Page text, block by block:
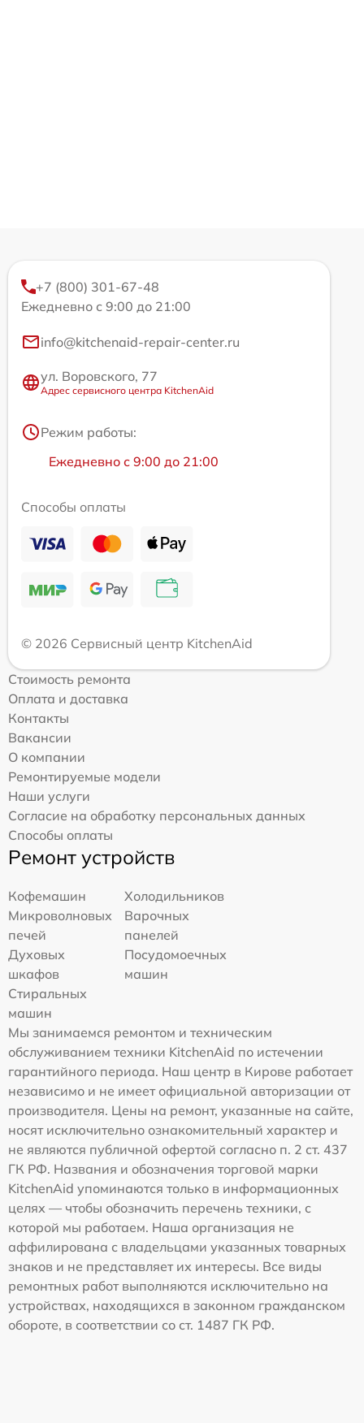
+7 (800) 301-67-48
Ежедневно с 9:00 до 21:00
info@kitchenaid-repair-center.ru
ул. Воровского, 77
Адрес сервисного центра KitchenAid
Режим работы:
Ежедневно с 9:00 до 21:00
Способы оплаты
© 2026 Сервисный центр KitchenAid
Стоимость ремонта
Оплата и доставка
Контакты
Вакансии
О компании
Ремонтируемые модели
Наши услуги
Согласие на обработку персональных данных
Способы оплаты
Ремонт устройств
Кофемашин
Холодильников
Микроволновых
печей
Варочных
панелей
Духовых
шкафов
Посудомоечных
машин
Стиральных
машин
Мы занимаемся ремонтом и техническим
обслуживанием техники KitchenAid по истечении
гарантийного периода. Наш центр в Кирове работает
независимо и не имеет официальной авторизации от
производителя. Цены на ремонт, указанные на сайте,
носят исключительно ознакомительный характер и
не являются публичной офертой согласно п. 2 ст. 437
ГК РФ. Названия и обозначения торговой марки
KitchenAid упоминаются только в информационных
целях — чтобы обозначить перечень техники, с
которой мы работаем. Наша организация не
аффилирована с владельцами указанных товарных
знаков и не представляет их интересы. Все виды
ремонтных работ выполняются исключительно на
устройствах, находящихся в законном гражданском
обороте, в соответствии со ст. 1487 ГК РФ.